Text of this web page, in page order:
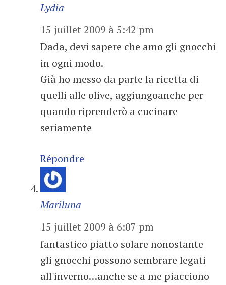
Lydia
15 juillet 2009 à 5:42 pm
Dada, devi sapere che amo gli gnocchi
in ogni modo.
Già ho messo da parte la ricetta di
quelli alle olive, aggiungoanche per
quando riprenderò a cucinare
seriamente
Répondre
Mariluna
15 juillet 2009 à 6:07 pm
fantastico piatto solare nonostante
gli gnocchi possono sembrare legati
all'inverno…anche se a me piacciono